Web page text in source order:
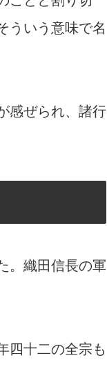
ういう意味で名
感ぜられ、諸行
。織田信長の軍
四十二の全宗も